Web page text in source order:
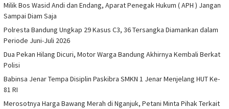
Milik Bos Wasid Andi dan Endang, Aparat Penegak Hukum ( APH ) Jangan
Sampai Diam Saja
Polresta Bandung Ungkap 29 Kasus C3, 36 Tersangka Diamankan dalam
Periode Juni-Juli 2026
Dua Pekan Hilang Dicuri, Motor Warga Bandung Akhirnya Kembali Berkat
Polisi
Babinsa Jenar Tempa Disiplin Paskibra SMKN 1 Jenar Menjelang HUT Ke-
81 RI
Merosotnya Harga Bawang Merah di Nganjuk, Petani Minta Pihak Terkait